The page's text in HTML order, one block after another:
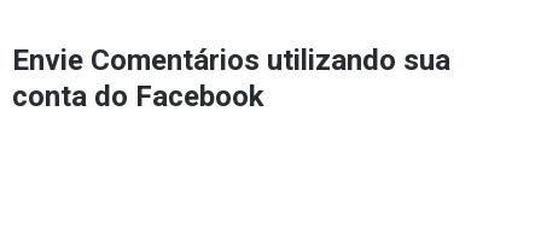
Envie Comentários utilizando sua
conta do Facebook